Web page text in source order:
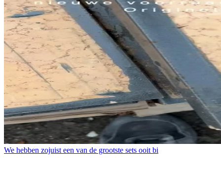
We hebben zojuist een van de grootste sets ooit bi